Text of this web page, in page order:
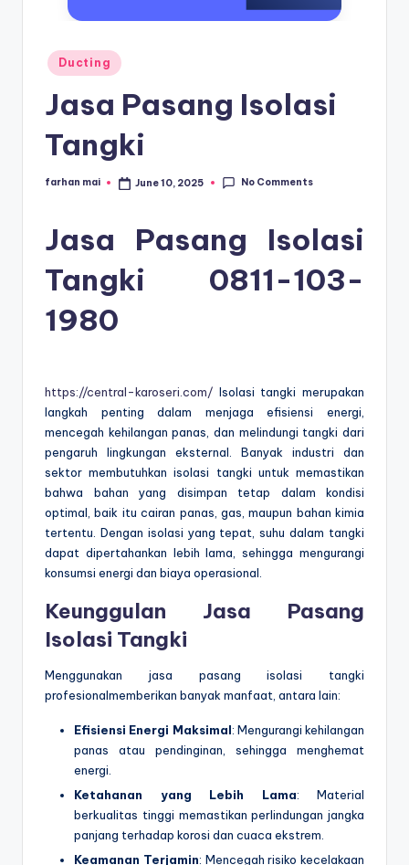
Posted
in
Ducting
Jasa Pasang Isolasi
Tangki
Posted
farhan mai June 10, 2025 No Comments
Jasa Pasang Isolasi
Tangki 0811-103-
1980
https://central-karoseri.com/ Isolasi tangki merupakan
langkah penting dalam menjaga efisiensi energi,
mencegah kehilangan panas, dan melindungi tangki dari
pengaruh lingkungan eksternal. Banyak industri dan
sektor membutuhkan isolasi tangki untuk memastikan
bahwa bahan yang disimpan tetap dalam kondisi
optimal, baik itu cairan panas, gas, maupun bahan kimia
tertentu. Dengan isolasi yang tepat, suhu dalam tangki
dapat dipertahankan lebih lama, sehingga mengurangi
konsumsi energi dan biaya operasional.
Keunggulan Jasa Pasang
Isolasi Tangki
Menggunakan jasa pasang isolasi tangki
profesionalmemberikan banyak manfaat, antara lain:
Efisiensi Energi Maksimal: Mengurangi kehilangan
panas atau pendinginan, sehingga menghemat
energi.
Ketahanan yang Lebih Lama: Material
berkualitas tinggi memastikan perlindungan jangka
panjang terhadap korosi dan cuaca ekstrem.
Keamanan Terjamin: Mencegah risiko kecelakaan